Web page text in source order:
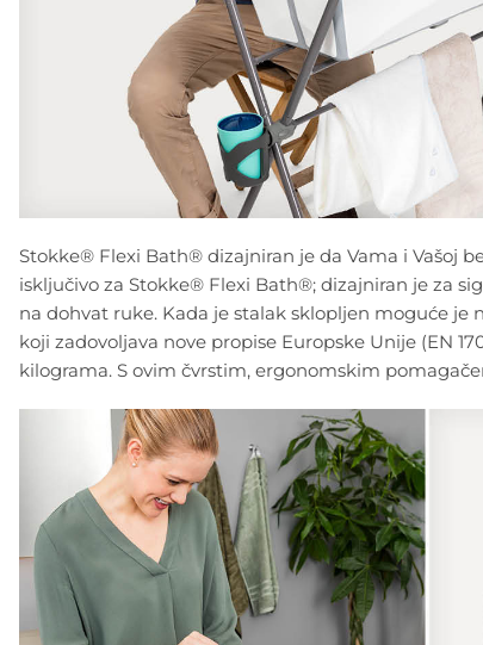
Stokke® Flexi Bath® dizajniran je da Vama i Vašoj
isključivo za Stokke® Flexi Bath®; dizajniran je za
na dohvat ruke. Kada je stalak sklopljen moguće
koji zadovoljava nove propise Europske Unije (EN
kilograma. S ovim čvrstim, ergonomskim